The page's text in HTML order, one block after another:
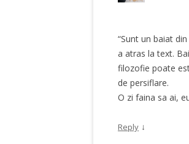
“Sunt un baiat
a atras la text.
filozofie poate
de persiflare.
O zi faina sa ai,
Reply ↓